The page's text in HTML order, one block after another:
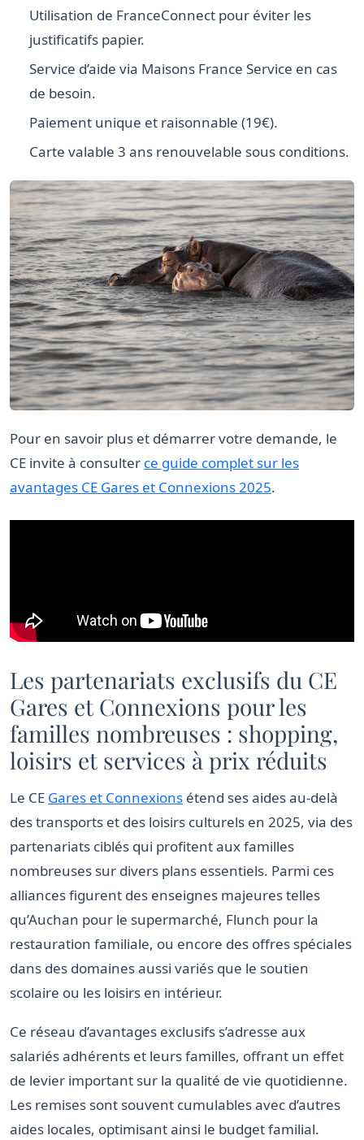
Utilisation de FranceConnect pour éviter les
justificatifs papier.
Service d’aide via Maisons France Service en cas
de besoin.
Paiement unique et raisonnable (19€).
Carte valable 3 ans renouvelable sous conditions.
Pour en savoir plus et démarrer votre demande, le
CE invite à consulter ce guide complet sur les
avantages CE Gares et Connexions 2025.
Les partenariats exclusifs du CE
Gares et Connexions pour les
familles nombreuses : shopping,
loisirs et services à prix réduits
Le CE Gares et Connexions étend ses aides au-delà
des transports et des loisirs culturels en 2025, via des
partenariats ciblés qui profitent aux familles
nombreuses sur divers plans essentiels. Parmi ces
alliances figurent des enseignes majeures telles
qu’Auchan pour le supermarché, Flunch pour la
restauration familiale, ou encore des offres spéciales
dans des domaines aussi variés que le soutien
scolaire ou les loisirs en intérieur.
Ce réseau d’avantages exclusifs s’adresse aux
salariés adhérents et leurs familles, offrant un effet
de levier important sur la qualité de vie quotidienne.
Les remises sont souvent cumulables avec d’autres
aides locales, optimisant ainsi le budget familial.